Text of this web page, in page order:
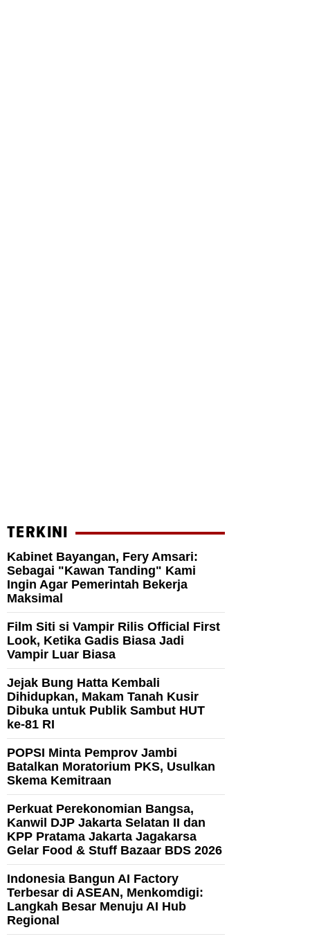
TERKINI
Kabinet Bayangan, Fery Amsari:
Sebagai "Kawan Tanding" Kami
Ingin Agar Pemerintah Bekerja
Maksimal
Film Siti si Vampir Rilis Official First
Look, Ketika Gadis Biasa Jadi
Vampir Luar Biasa
Jejak Bung Hatta Kembali
Dihidupkan, Makam Tanah Kusir
Dibuka untuk Publik Sambut HUT
ke-81 RI
POPSI Minta Pemprov Jambi
Batalkan Moratorium PKS, Usulkan
Skema Kemitraan
Perkuat Perekonomian Bangsa,
Kanwil DJP Jakarta Selatan II dan
KPP Pratama Jakarta Jagakarsa
Gelar Food & Stuff Bazaar BDS 2026
Indonesia Bangun AI Factory
Terbesar di ASEAN, Menkomdigi:
Langkah Besar Menuju AI Hub
Regional